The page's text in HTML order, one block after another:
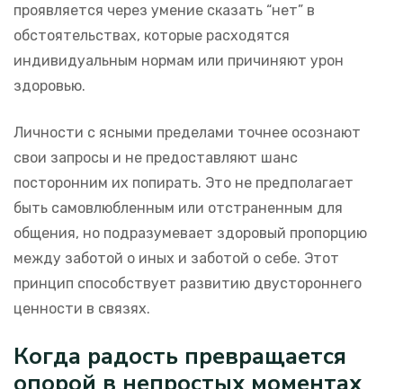
проявляется через умение сказать “нет” в
обстоятельствах, которые расходятся
индивидуальным нормам или причиняют урон
здоровью.
Личности с ясными пределами точнее осознают
свои запросы и не предоставляют шанс
посторонним их попирать. Это не предполагает
быть самовлюбленным или отстраненным для
общения, но подразумевает здоровый пропорцию
между заботой о иных и заботой о себе. Этот
принцип способствует развитию двустороннего
ценности в связях.
Когда радость превращается